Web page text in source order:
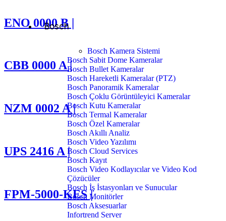
Bosch
Bosch Kamera Sistemi
Bosch Sabit Dome Kameralar
Bosch Bullet Kameralar
Bosch Hareketli Kameralar (PTZ)
Bosch Panoramik Kameralar
Bosch Çoklu Görüntüleyici Kameralar
Bosch Kutu Kameralar
Bosch Termal Kameralar
Bosch Özel Kameralar
Bosch Akıllı Analiz
Bosch Video Yazılımı
Bosch Cloud Services
Bosch Kayıt
Bosch Video Kodlayıcılar ve Video Kod
Çözücüler
Bosch İş İstasyonları ve Sunucular
Bosch Monitörler
Bosch Aksesuarlar
Infortrend Server
ENO 0000 B |
CBB 0000 A |
NZM 0002 A |
UPS 2416 A |
FPM-5000-KES |